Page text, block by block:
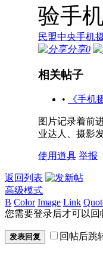
验手
民盟中央手机
分享0
相关帖子
• 《手机
图片记录着前
业达人、摄影
使用道具 举报
返回列表
高级模式
B Color Image Link
您需要登录后才可以回
发表回复 回帖后跳